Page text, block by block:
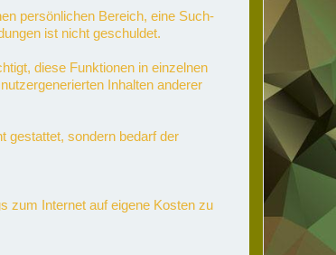
persönlichen Bereich, eine Such-
ist nicht geschuldet.
diese Funktionen in einzelnen
Inhalten anderer
gestattet, sondern bedarf der
zum Internet auf eigene Kosten zu